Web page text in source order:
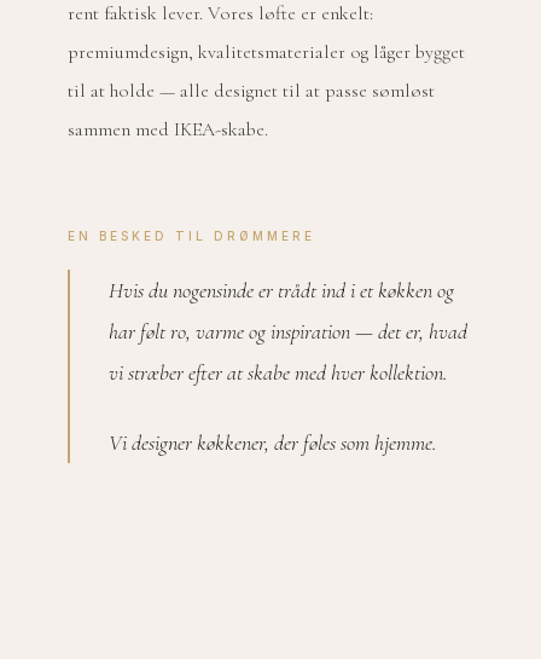
rent faktisk lever. Vores løfte er enkelt:
premiumdesign, kvalitetsmaterialer og låger bygget
til at holde — alle designet til at passe sømløst
sammen med IKEA-skabe.
EN BESKED TIL DRØMMERE
Hvis du nogensinde er trådt ind i et køkken og
har følt ro, varme og inspiration — det er, hvad
vi stræber efter at skabe med hver kollektion.
Vi designer køkkener, der føles som hjemme.